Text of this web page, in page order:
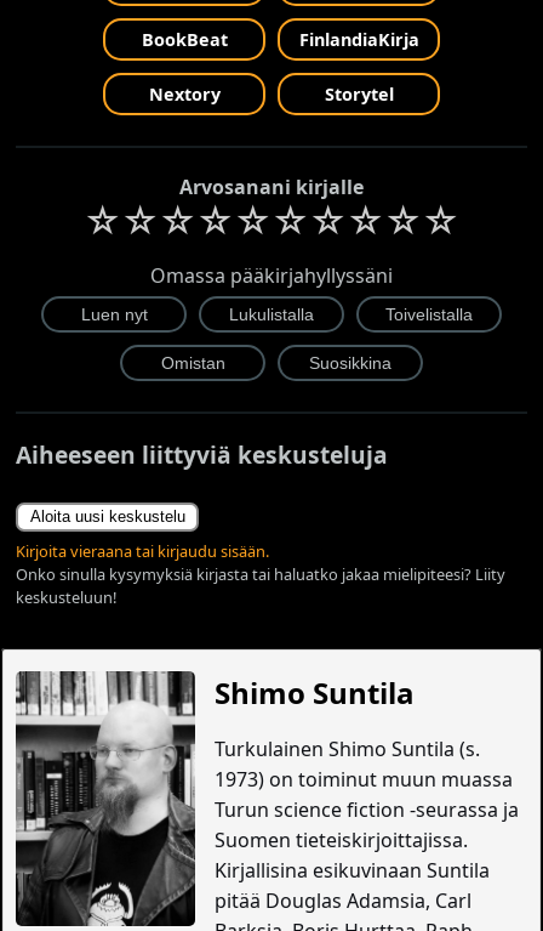
BookBeat FinlandiaKirja
Nextory Storytel
Arvosanani kirjalle
☆☆☆☆☆☆☆☆☆☆
Omassa pääkirjahyllyssäni
Aiheeseen liittyviä keskusteluja
Aloita uusi keskustelu
Kirjoita vieraana tai kirjaudu sisään.
Onko sinulla kysymyksiä kirjasta tai haluatko jakaa mielipiteesi? Liity
keskusteluun!
Shimo Suntila
Turkulainen Shimo Suntila (s.
1973) on toiminut muun muassa
Turun science fiction -seurassa ja
Suomen tieteiskirjoittajissa.
Kirjallisina esikuvinaan Suntila
pitää Douglas Adamsia, Carl